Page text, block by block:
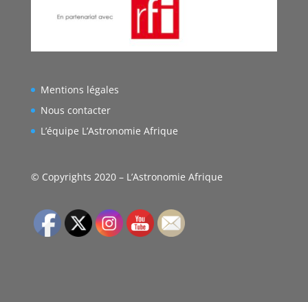
Mentions légales
Nous contacter
L’équipe L’Astronomie Afrique
© Copyrights 2020 – L’Astronomie Afrique